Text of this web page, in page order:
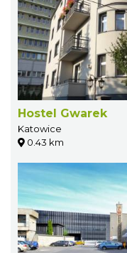
Hostel Gwarek
Katowice
0.43 km